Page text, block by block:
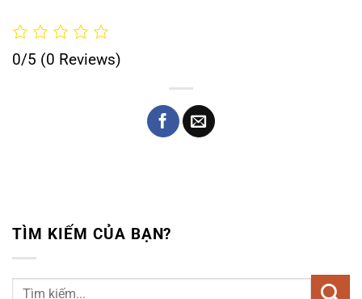
0/5 (0 Reviews)
TÌM KIẾM CỦA BẠN?